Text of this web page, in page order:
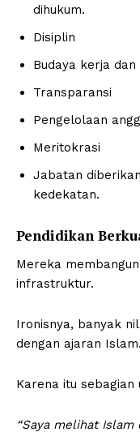
dihukum.
Disiplin
Budaya kerja
Transparansi
Pengelolaan
Meritokrasi
Jabatan
kedekatan.
Pendidikan
Mereka
infrastruktur.
Ironisnya, banyak
dengan ajaran Islam.
Karena itu
“Saya melihat